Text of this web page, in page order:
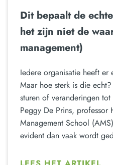
Dit bepaalt de
het zijn niet de
management)
Iedere organisatie heeft er
Maar hoe sterk is die
sturen of veranderingen
Peggy De Prins, professor
Management School
evident dan vaak wordt